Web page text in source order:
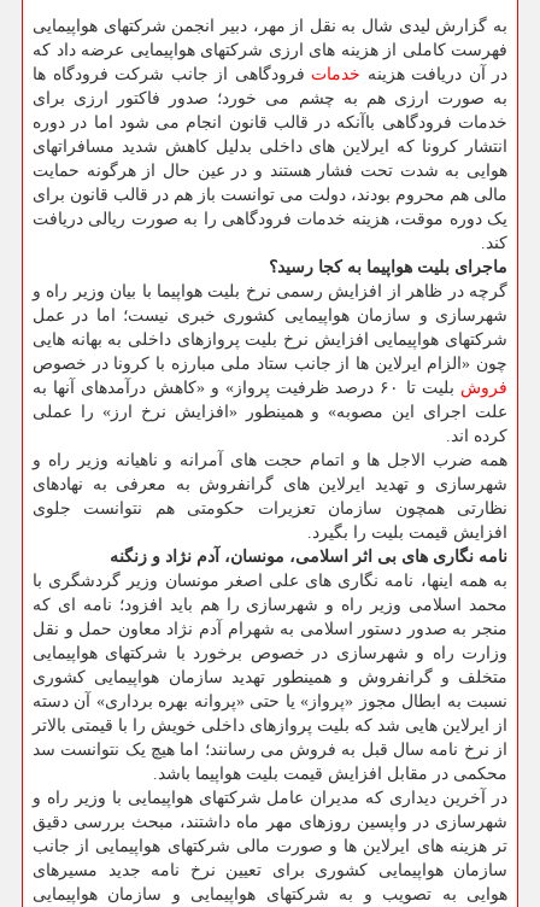
به گزارش لیدی شال به نقل از مهر، دبیر انجمن شرکتهای هواپیمایی
فهرست کاملی از هزینه های ارزی شرکتهای هواپیمایی عرضه داد که
در آن دریافت هزینه خدمات فرودگاهی از جانب شرکت فرودگاه ها
به صورت ارزی هم به چشم می خورد؛ صدور فاکتور ارزی برای
خدمات فرودگاهی باآنکه در قالب قانون انجام می شود اما در دوره
انتشار کرونا که ایرلاین های داخلی بدلیل کاهش شدید مسافراتهای
هوایی به شدت تحت فشار هستند و در عین حال از هرگونه حمایت
مالی هم محروم بودند، دولت می توانست باز هم در قالب قانون برای
یک دوره موقت، هزینه خدمات فرودگاهی را به صورت ریالی دریافت
کند.
ماجرای بلیت هواپیما به کجا رسید؟
گرچه در ظاهر از افزایش رسمی نرخ بلیت هواپیما با بیان وزیر راه و
شهرسازی و سازمان هواپیمایی کشوری خبری نیست؛ اما در عمل
شرکتهای هواپیمایی افزایش نرخ بلیت پروازهای داخلی به بهانه هایی
چون «الزام ایرلاین ها از جانب ستاد ملی مبارزه با کرونا در خصوص
فروش
بلیت تا ۶۰ درصد ظرفیت پرواز» و «کاهش درآمدهای آنها به
علت اجرای این مصوبه» و همینطور «افزایش نرخ ارز» را عملی
کرده اند.
همه ضرب الاجل ها و اتمام حجت های آمرانه و ناهیانه وزیر راه و
شهرسازی و تهدید ایرلاین های گرانفروش به معرفی به نهادهای
نظارتی همچون سازمان تعزیرات حکومتی هم نتوانست جلوی
افزایش قیمت بلیت را بگیرد.
نامه نگاری های بی اثر اسلامی، مونسان، آدم نژاد و زنگنه
به همه اینها، نامه نگاری های علی اصغر مونسان وزیر گردشگری با
محمد اسلامی وزیر راه و شهرسازی را هم باید افزود؛ نامه ای که
منجر به صدور دستور اسلامی به شهرام آدم نژاد معاون حمل و نقل
وزارت راه و شهرسازی در خصوص برخورد با شرکتهای هواپیمایی
متخلف و گرانفروش و همینطور تهدید سازمان هواپیمایی کشوری
نسبت به ابطال مجوز «پرواز» یا حتی «پروانه بهره برداری» آن دسته
از ایرلاین هایی شد که بلیت پروازهای داخلی خویش را با قیمتی بالاتر
از نرخ نامه سال قبل به فروش می رسانند؛ اما هیچ یک نتوانست سد
محکمی در مقابل افزایش قیمت بلیت هواپیما باشد.
در آخرین دیداری که مدیران عامل شرکتهای هواپیمایی با وزیر راه و
شهرسازی در واپسین روزهای مهر ماه داشتند، مبحث بررسی دقیق
تر هزینه های ایرلاین ها و صورت مالی شرکتهای هواپیمایی از جانب
سازمان هواپیمایی کشوری برای تعیین نرخ نامه جدید مسیرهای
هوایی به تصویب و به شرکتهای هواپیمایی و سازمان هواپیمایی